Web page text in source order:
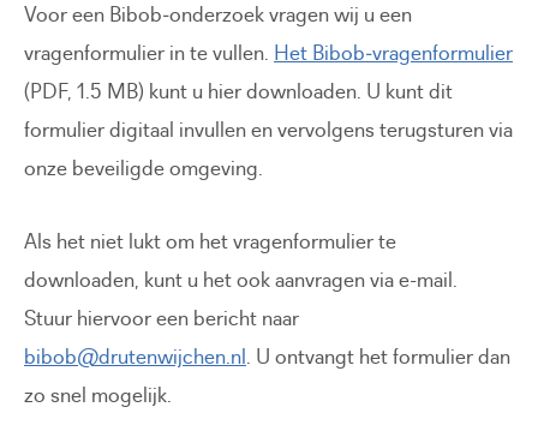
Voor een Bibob‑onderzoek vragen wij u een
vragenformulier in te vullen. Het Bibob‑vragenformulier
(PDF, 1.5 MB) kunt u hier downloaden. U kunt dit
formulier digitaal invullen en vervolgens terugsturen via
onze beveiligde omgeving.
Als het niet lukt om het vragenformulier te
downloaden, kunt u het ook aanvragen via e-mail.
Stuur hiervoor een bericht naar
bibob@drutenwijchen.nl. U ontvangt het formulier dan
zo snel mogelijk.